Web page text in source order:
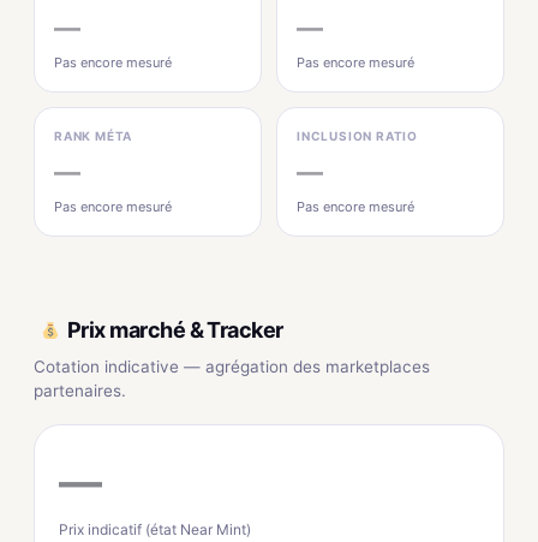
—
Pas encore mesuré
—
Pas encore mesuré
RANK MÉTA
—
Pas encore mesuré
INCLUSION RATIO
—
Pas encore mesuré
Prix marché & Tracker
Cotation indicative — agrégation des marketplaces
partenaires.
—
Prix indicatif (état Near Mint)